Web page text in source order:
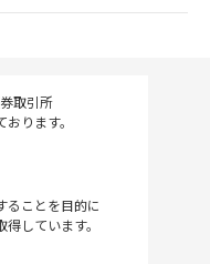
取引所
ります。
ることを目的に
しています。